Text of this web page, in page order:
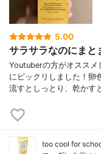
5.00
サラサラなのにまと
Youtuberの方がオススメ
にビックリしました！卵
流すとしっとり、乾かす
too cool for